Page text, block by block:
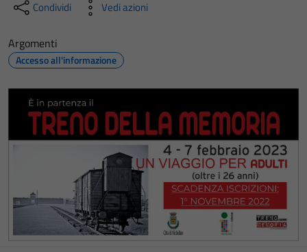
Condividi Vedi azioni
Argomenti
Accesso all'informazione